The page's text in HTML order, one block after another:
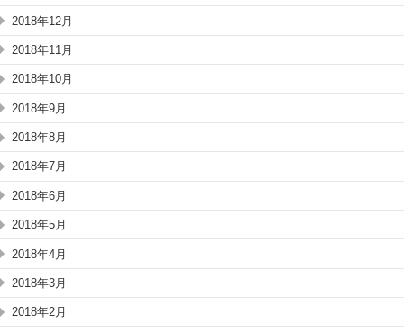
2018年12月
2018年11月
2018年10月
2018年9月
2018年8月
2018年7月
2018年6月
2018年5月
2018年4月
2018年3月
2018年2月